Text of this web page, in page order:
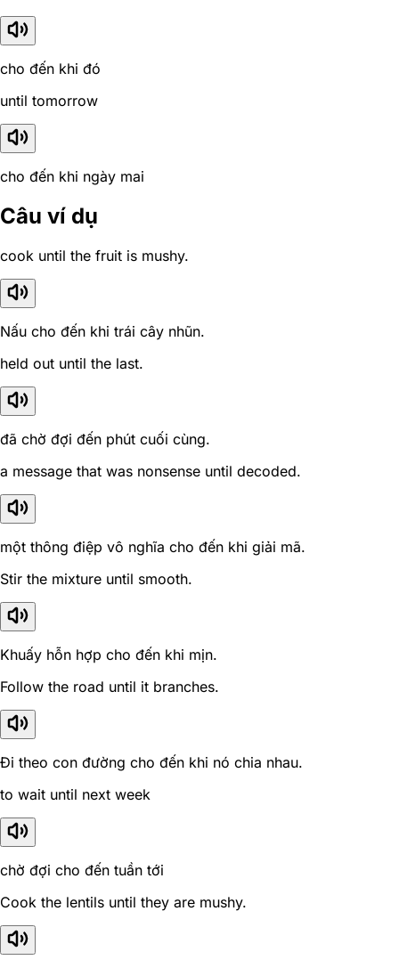
cho đến khi đó
until tomorrow
cho đến khi ngày mai
Câu ví dụ
cook until the fruit is mushy.
Nấu cho đến khi trái cây nhũn.
held out until the last.
đã chờ đợi đến phút cuối cùng.
a message that was nonsense until decoded.
một thông điệp vô nghĩa cho đến khi giải mã.
Stir the mixture until smooth.
Khuấy hỗn hợp cho đến khi mịn.
Follow the road until it branches.
Đi theo con đường cho đến khi nó chia nhau.
to wait until next week
chờ đợi cho đến tuần tới
Cook the lentils until they are mushy.